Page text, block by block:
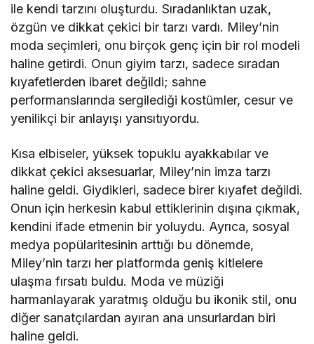
ile kendi tarzını oluşturdu. Sıradanlıktan uzak,
özgün ve dikkat çekici bir tarzı vardı. Miley’nin
moda seçimleri, onu birçok genç için bir rol modeli
haline getirdi. Onun giyim tarzı, sadece sıradan
kıyafetlerden ibaret değildi; sahne
performanslarında sergilediği kostümler, cesur ve
yenilikçi bir anlayışı yansıtıyordu.
Kısa elbiseler, yüksek topuklu ayakkabılar ve
dikkat çekici aksesuarlar, Miley’nin imza tarzı
haline geldi. Giydikleri, sadece birer kıyafet değildi.
Onun için herkesin kabul ettiklerinin dışına çıkmak,
kendini ifade etmenin bir yoluydu. Ayrıca, sosyal
medya popülaritesinin arttığı bu dönemde,
Miley’nin tarzı her platformda geniş kitlelere
ulaşma fırsatı buldu. Moda ve müziği
harmanlayarak yaratmış olduğu bu ikonik stil, onu
diğer sanatçılardan ayıran ana unsurlardan biri
haline geldi.